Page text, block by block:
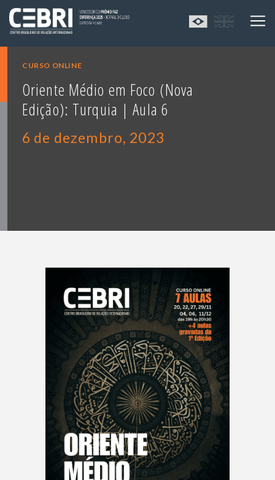
CURSO ONLINE
Oriente Médio em Foco (Nova
Edição): Turquia | Aula 6
6 de dezembro, 2023